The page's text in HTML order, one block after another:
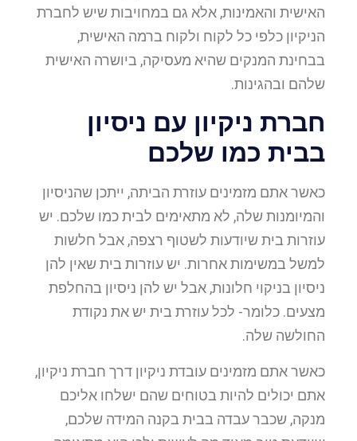
האישית והאמינות, אלא גם במחויבות שיש לחברת
הניקיון כלפי כל לקוח ולקוח ברמה האישית,
בבחינת המנקים שהיא מעסיקה, ביושרה האישית
שלהם ובהגינות.
חברת ניקיון עם ניסיון
בבית כמו שלכם
כאשר אתם מזמינים עוזרת הביתה, ייתכן שהניסיון
והמיומנות שלה, לא מתאימים לבית כמו שלכם. יש
עוזרות בית שיודעות לשטוף רצפה, אבל חלשות
למשל במשימות אחרות. יש עוזרות בית שאין להן
ניסיון בניקוי חלונות, אבל יש להן ניסיון בהחלפת
מצעים. כלומר- לכל עוזרת בית יש את נקודת
החולשה שלה.
כאשר אתם מזמינים עובדת ניקיון דרך חברת ניקיון,
אתם יכולים להיות בטוחים שהם ישלחו אליכם
מנקה, שכבר עבדה בבית בקנה המידה שלכם,